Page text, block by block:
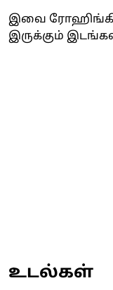
இவை
இருக்கும்
உடல்கள்